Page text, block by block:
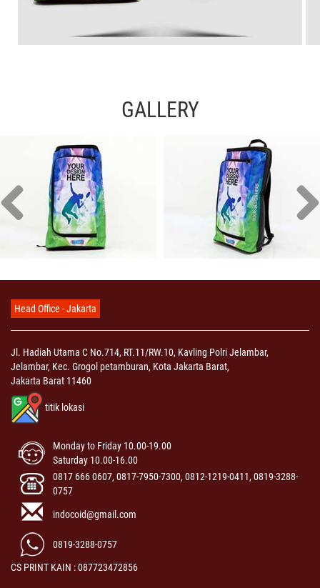
GALLERY
Head Office - Jakarta
Jl. Hadiah Utama C No.714, RT.11/RW.10, Kavling Polri Jelambar,
Jelambar, Kec. Grogol petamburan, Kota Jakarta Barat,
Jakarta Barat 11460
titik lokasi
Monday to Friday 10.00-19.00
Saturday 10.00-16.00
0817 666 0607, 0817-7950-7300, 0812-1219-0411, 0819-3288-
0757
indocoid@gmail.com
0819-3288-0757
CS PRINT KAIN : 087723472856